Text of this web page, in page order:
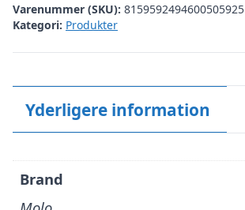
Varenummer (SKU): 8159592494600505925
Kategori: Produkter
Yderligere information
Brand